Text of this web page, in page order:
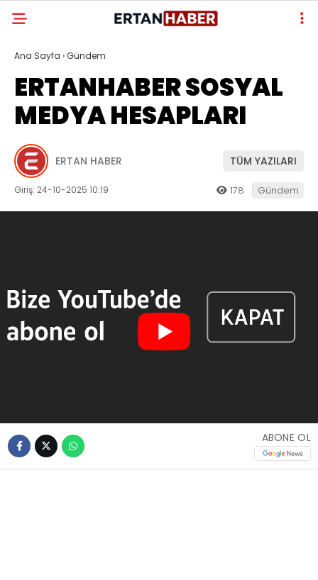
Ana Sayfa ›Gündem
ERTANHABER SOSYAL
MEDYA HESAPLARI
ERTAN HABER TÜM YAZILARI
Giriş: 24-10-2025 10:19 178 Gündem
ABONE OL